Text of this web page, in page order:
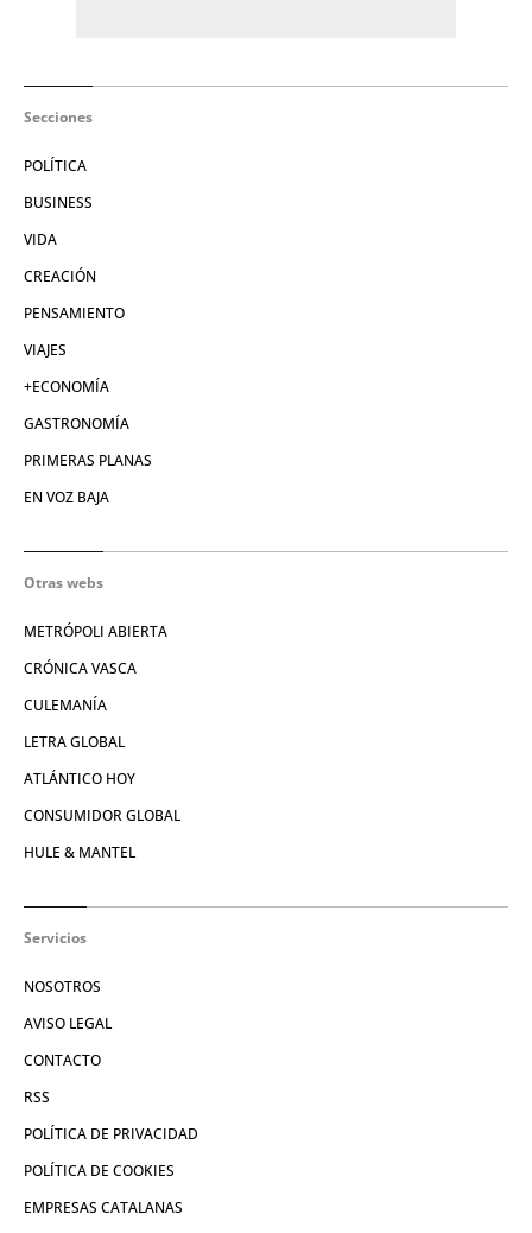
Secciones
POLÍTICA
BUSINESS
VIDA
CREACIÓN
PENSAMIENTO
VIAJES
+ECONOMÍA
GASTRONOMÍA
PRIMERAS PLANAS
EN VOZ BAJA
Otras webs
METRÓPOLI ABIERTA
CRÓNICA VASCA
CULEMANÍA
LETRA GLOBAL
ATLÁNTICO HOY
CONSUMIDOR GLOBAL
HULE & MANTEL
Servicios
NOSOTROS
AVISO LEGAL
CONTACTO
RSS
POLÍTICA DE PRIVACIDAD
POLÍTICA DE COOKIES
EMPRESAS CATALANAS